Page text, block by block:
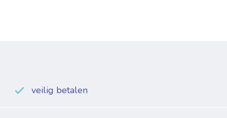
veilig betalen